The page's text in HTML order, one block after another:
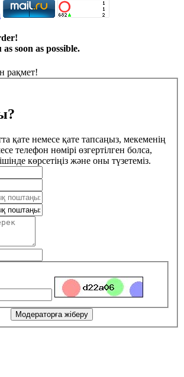
soon as possible.
рақмет!
қате немесе қате тапсаңыз, мекеменің
телефон нөмірі өзгертілген болса,
көрсетіңіз және оны түзетеміз.
Модераторға жіберу